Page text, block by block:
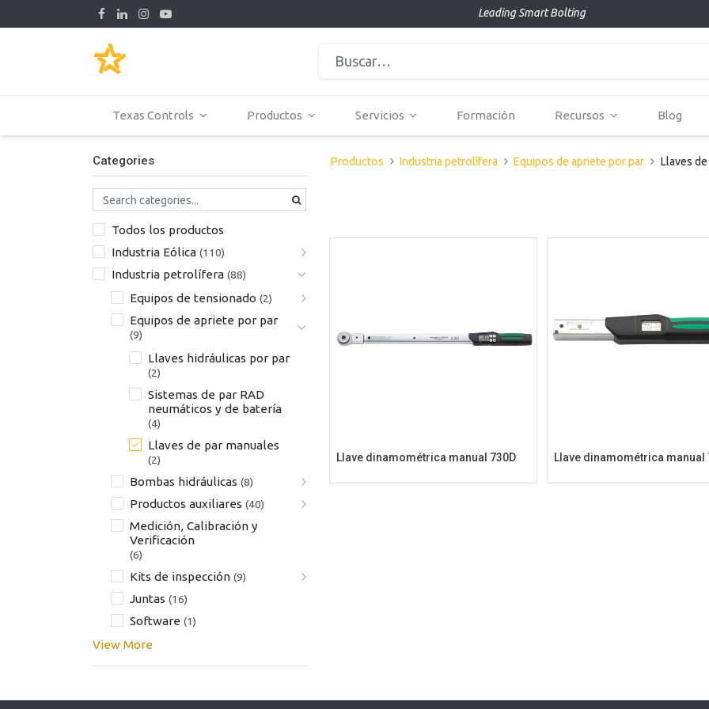
Leading Smart Bolting
Texas Controls Productos Servicios Formación Recursos Blog
Categories
Todos los productos
Industria Eólica (110)
Industria petrolífera (88)
Equipos de tensionado (2)
Equipos de apriete por par
(9)
Llaves hidráulicas por par
(2)
Sistemas de par RAD
neumáticos y de batería
(4)
Llaves de par manuales
(2)
Bombas hidráulicas (8)
Productos auxiliares (40)
Medición, Calibración y
Verificación
(6)
Kits de inspección (9)
Juntas (16)
Software (1)
View More
Productos Industria petrolífera Equipos de apriete por par Llaves
Llave dinamométrica manual 730D Llave dinamométrica manual